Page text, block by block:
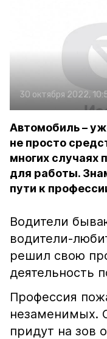
30 октября 2022,
Автомобиль –
не просто
многих случаях
для работы.
пути к
Водители
водители-
решил свою
деятельность
Профессия
незаменимых.
придут на зов